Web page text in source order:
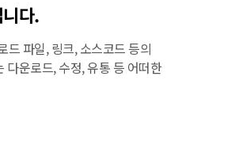
다.
드 파일, 링크, 소스코드 등의
다운로드, 수정, 유통 등 어떠한